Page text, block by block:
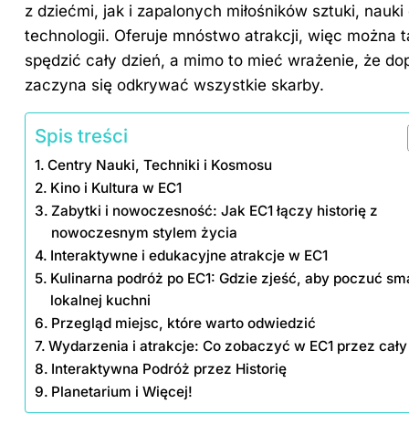
z dziećmi, jak i zapalonych miłośników sztuki, nauki
technologii. Oferuje mnóstwo atrakcji, więc można
spędzić cały dzień, a mimo to mieć wrażenie, że
zaczyna się odkrywać wszystkie skarby.
Spis treści
Centry Nauki, Techniki i Kosmosu
Kino i Kultura w EC1
Zabytki i nowoczesność: Jak EC1 łączy historię z
nowoczesnym stylem życia
Interaktywne i edukacyjne atrakcje w EC1
Kulinarna podróż po EC1: Gdzie zjeść, aby poczuć
lokalnej kuchni
Przegląd miejsc, które warto odwiedzić
Wydarzenia i atrakcje: Co zobaczyć w EC1 przez
Interaktywna Podróż przez Historię
Planetarium i Więcej!